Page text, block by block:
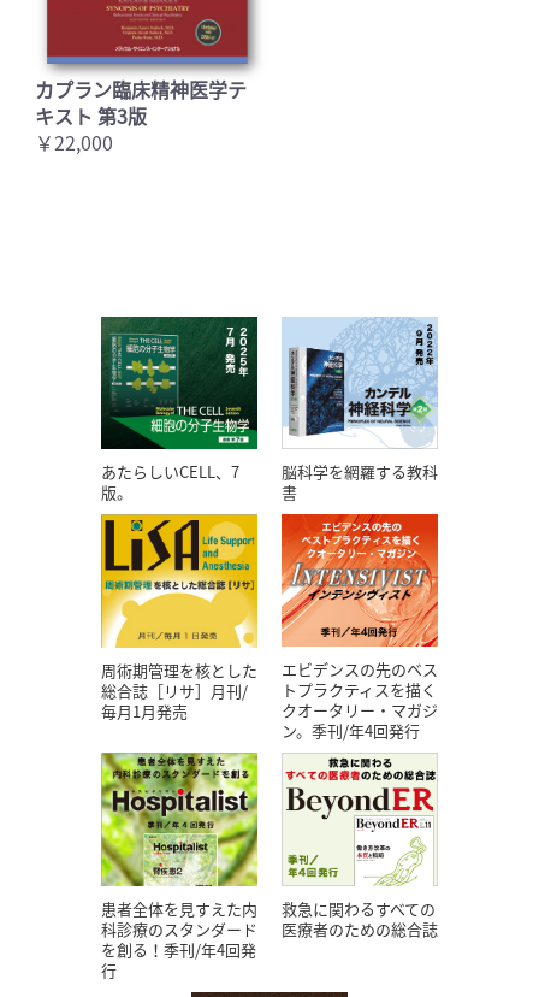
カプラン臨床精神医学テ
キスト 第3版
￥22,000
あたらしいCELL、7
版。
脳科学を網羅する教科
書
周術期管理を核とした
総合誌［リサ］月刊/
毎月1月発売
エビデンスの先のベス
トプラクティスを描く
クオータリー・マガジ
ン。季刊/年4回発行
患者全体を見すえた内
科診療のスタンダード
を創る！季刊/年4回発
行
救急に関わるすべての
医療者のための総合誌